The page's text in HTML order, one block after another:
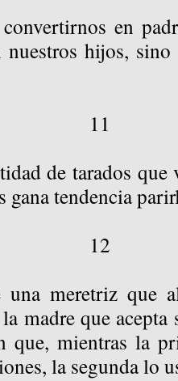
en
nuestros hijos,
11
de tarados que
gana tendencia
12
una meretriz que
madre que
que, mientras la
la segunda lo